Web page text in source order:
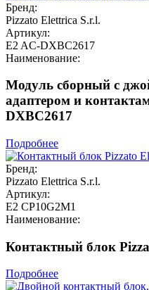
Бренд:
Pizzato Elettrica S.r.l.
Артикул:
E2 AC-DXBC2617
Наименование:
Модуль сборный с
адаптером и
DXBC2617
Подробнее
Бренд:
Pizzato Elettrica S.r.l.
Артикул:
E2 CP10G2M1
Наименование:
Контактный блок
Подробнее